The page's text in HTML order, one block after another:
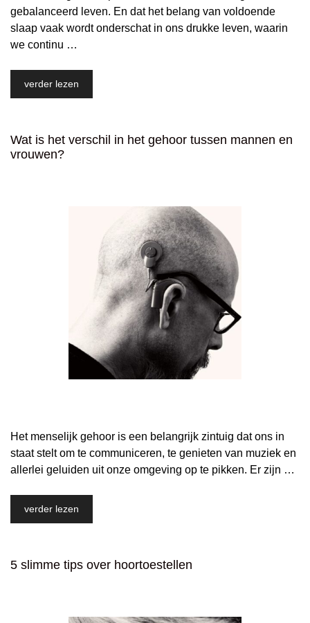
gebalanceerd leven. En dat het belang van voldoende
slaap vaak wordt onderschat in ons drukke leven, waarin
we continu …
verder lezen
Wat is het verschil in het gehoor tussen mannen en
vrouwen?
Het menselijk gehoor is een belangrijk zintuig dat ons in
staat stelt om te communiceren, te genieten van muziek en
allerlei geluiden uit onze omgeving op te pikken. Er zijn …
verder lezen
5 slimme tips over hoortoestellen